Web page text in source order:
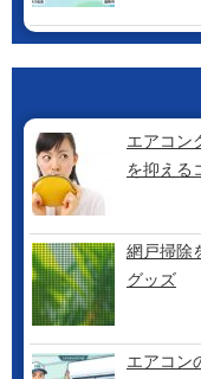
エアコン
を抑える
網戸掃除
グッズ
エアコン